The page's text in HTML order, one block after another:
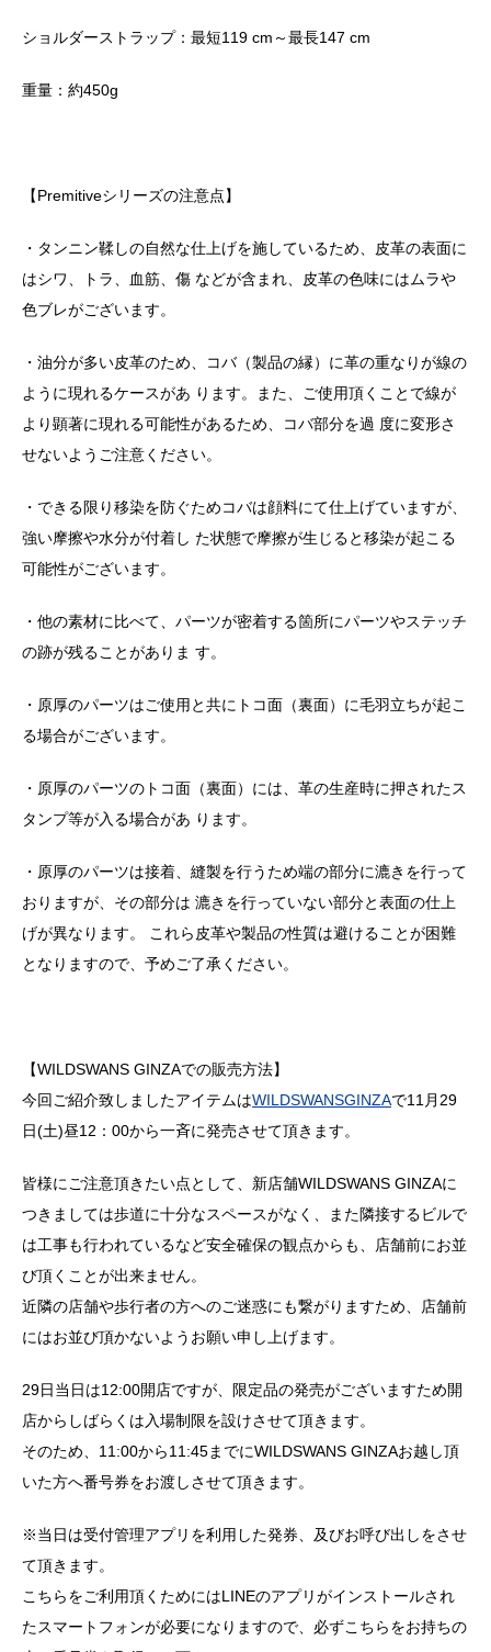
ショルダーストラップ：最短119 cm～最長147 cm
重量：約450g
【Premitiveシリーズの注意点】
・タンニン鞣しの自然な仕上げを施しているため、皮革の表面に
はシワ、トラ、血筋、傷 などが含まれ、皮革の色味にはムラや
色ブレがございます。
・油分が多い皮革のため、コバ（製品の縁）に革の重なりが線の
ように現れるケースがあ ります。また、ご使用頂くことで線が
より顕著に現れる可能性があるため、コバ部分を過 度に変形さ
せないようご注意ください。
・できる限り移染を防ぐためコバは顔料にて仕上げていますが、
強い摩擦や水分が付着し た状態で摩擦が生じると移染が起こる
可能性がございます。
・他の素材に比べて、パーツが密着する箇所にパーツやステッチ
の跡が残ることがありま す。
・原厚のパーツはご使用と共にトコ面（裏面）に毛羽立ちが起こ
る場合がございます。
・原厚のパーツのトコ面（裏面）には、革の生産時に押されたス
タンプ等が入る場合があ ります。
・原厚のパーツは接着、縫製を行うため端の部分に漉きを行って
おりますが、その部分は 漉きを行っていない部分と表面の仕上
げが異なります。 これら皮革や製品の性質は避けることが困難
となりますので、予めご了承ください。
【WILDSWANS GINZAでの販売方法】
今回ご紹介致しましたアイテムはWILDSWANSGINZAで11月29
日(土)昼12：00から一斉に発売させて頂きます。
皆様にご注意頂きたい点として、新店舗WILDSWANS GINZAに
つきましては歩道に十分なスペースがなく、また隣接するビルで
は工事も行われているなど安全確保の観点からも、店舗前にお並
び頂くことが出来ません。
近隣の店舗や歩行者の方へのご迷惑にも繋がりますため、店舗前
にはお並び頂かないようお願い申し上げます。
29日当日は12:00開店ですが、限定品の発売がございますため開
店からしばらくは入場制限を設けさせて頂きます。
そのため、11:00から11:45までにWILDSWANS GINZAお越し頂
いた方へ番号券をお渡しさせて頂きます。
※当日は受付管理アプリを利用した発券、及びお呼び出しをさせ
て頂きます。
こちらをご利用頂くためにはLINEのアプリがインストールされ
たスマートフォンが必要になりますので、必ずこちらをお持ちの